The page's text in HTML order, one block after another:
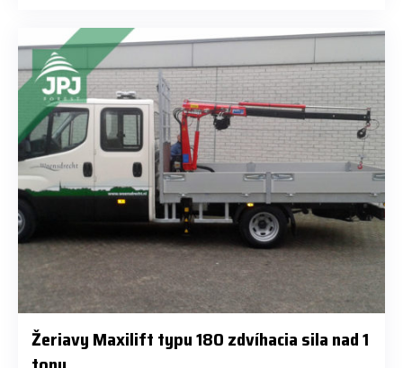
Žeriavy Maxilift typu 180 zdvíhacia sila nad 1